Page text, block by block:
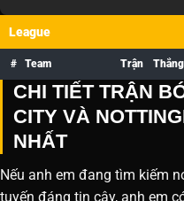
League
# Team Trận Thắng
CHI TIẾT TRẬN
CITY VÀ
NHẤT
Nếu anh em đang tìm kiếm
tuyến đáng tin cậy, anh em